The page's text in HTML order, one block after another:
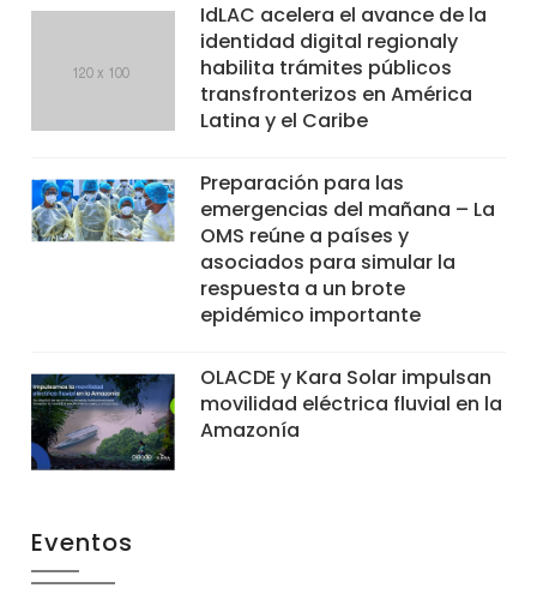
IdLAC acelera el avance de la
identidad digital regionaly
habilita trámites públicos
transfronterizos en América
Latina y el Caribe
Preparación para las
emergencias del mañana – La
OMS reúne a países y
asociados para simular la
respuesta a un brote
epidémico importante
OLACDE y Kara Solar impulsan
movilidad eléctrica fluvial en la
Amazonía
Eventos